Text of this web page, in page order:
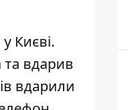
Києві.
та вдарив
вдарили